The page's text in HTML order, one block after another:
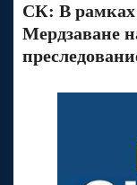
СК: В рамках
Мердзаване